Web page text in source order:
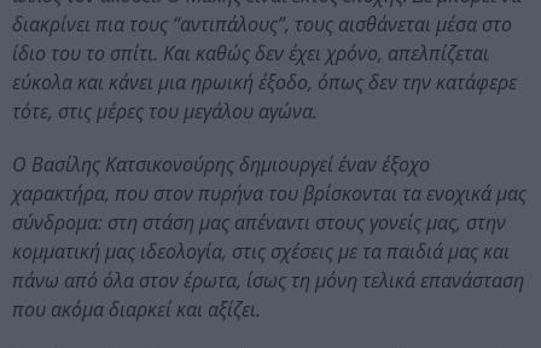
διακρίνει πια τους “αντιπάλους”, τους αισθάνεται μέσα στο
ίδιο του το σπίτι. Και καθώς δεν έχει χρόνο, απελπίζεται
εύκολα και κάνει μια ηρωική έξοδο, όπως δεν την κατάφερε
τότε, στις μέρες του μεγάλου αγώνα.
Ο Βασίλης Κατσικονούρης δημιουργεί έναν έξοχο
χαρακτήρα, που στον πυρήνα του βρίσκονται τα ενοχικά μας
σύνδρομα: στη στάση μας απέναντι στους γονείς μας, στην
κομματική μας ιδεολογία, στις σχέσεις με τα παιδιά μας και
πάνω από όλα στον έρωτα, ίσως τη μόνη τελικά επανάσταση
που ακόμα διαρκεί και αξίζει.